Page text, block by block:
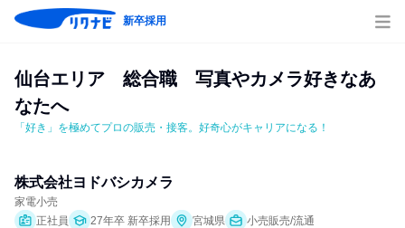
新卒採用
仙台エリア　総合職　写真やカメラ好きなあ
なたへ
「好き」を極めてプロの販売・接客。好奇心がキャリアになる！
株式会社ヨドバシカメラ
家電小売
正社員
27年卒 新卒採用 宮城県 小売販売/流通